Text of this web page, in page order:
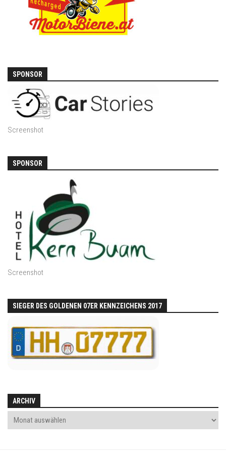
SPONSOR
Screenshot
SPONSOR
Screenshot
SIEGER DES GOLDENEN 07ER KENNZEICHENS 2017
ARCHIV